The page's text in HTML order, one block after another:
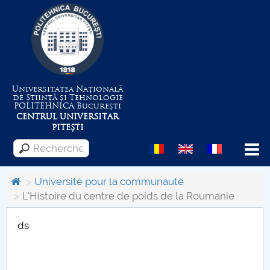
Universitatea Națională
de Știință și Tehnologie
POLITEHNICABucurești
CENTRUL UNIVERSITAR
PITEȘTI
Menu
Despre Universitate
Université pour la communauté
L'Histoire du centre de poids de la Roumanie
ds